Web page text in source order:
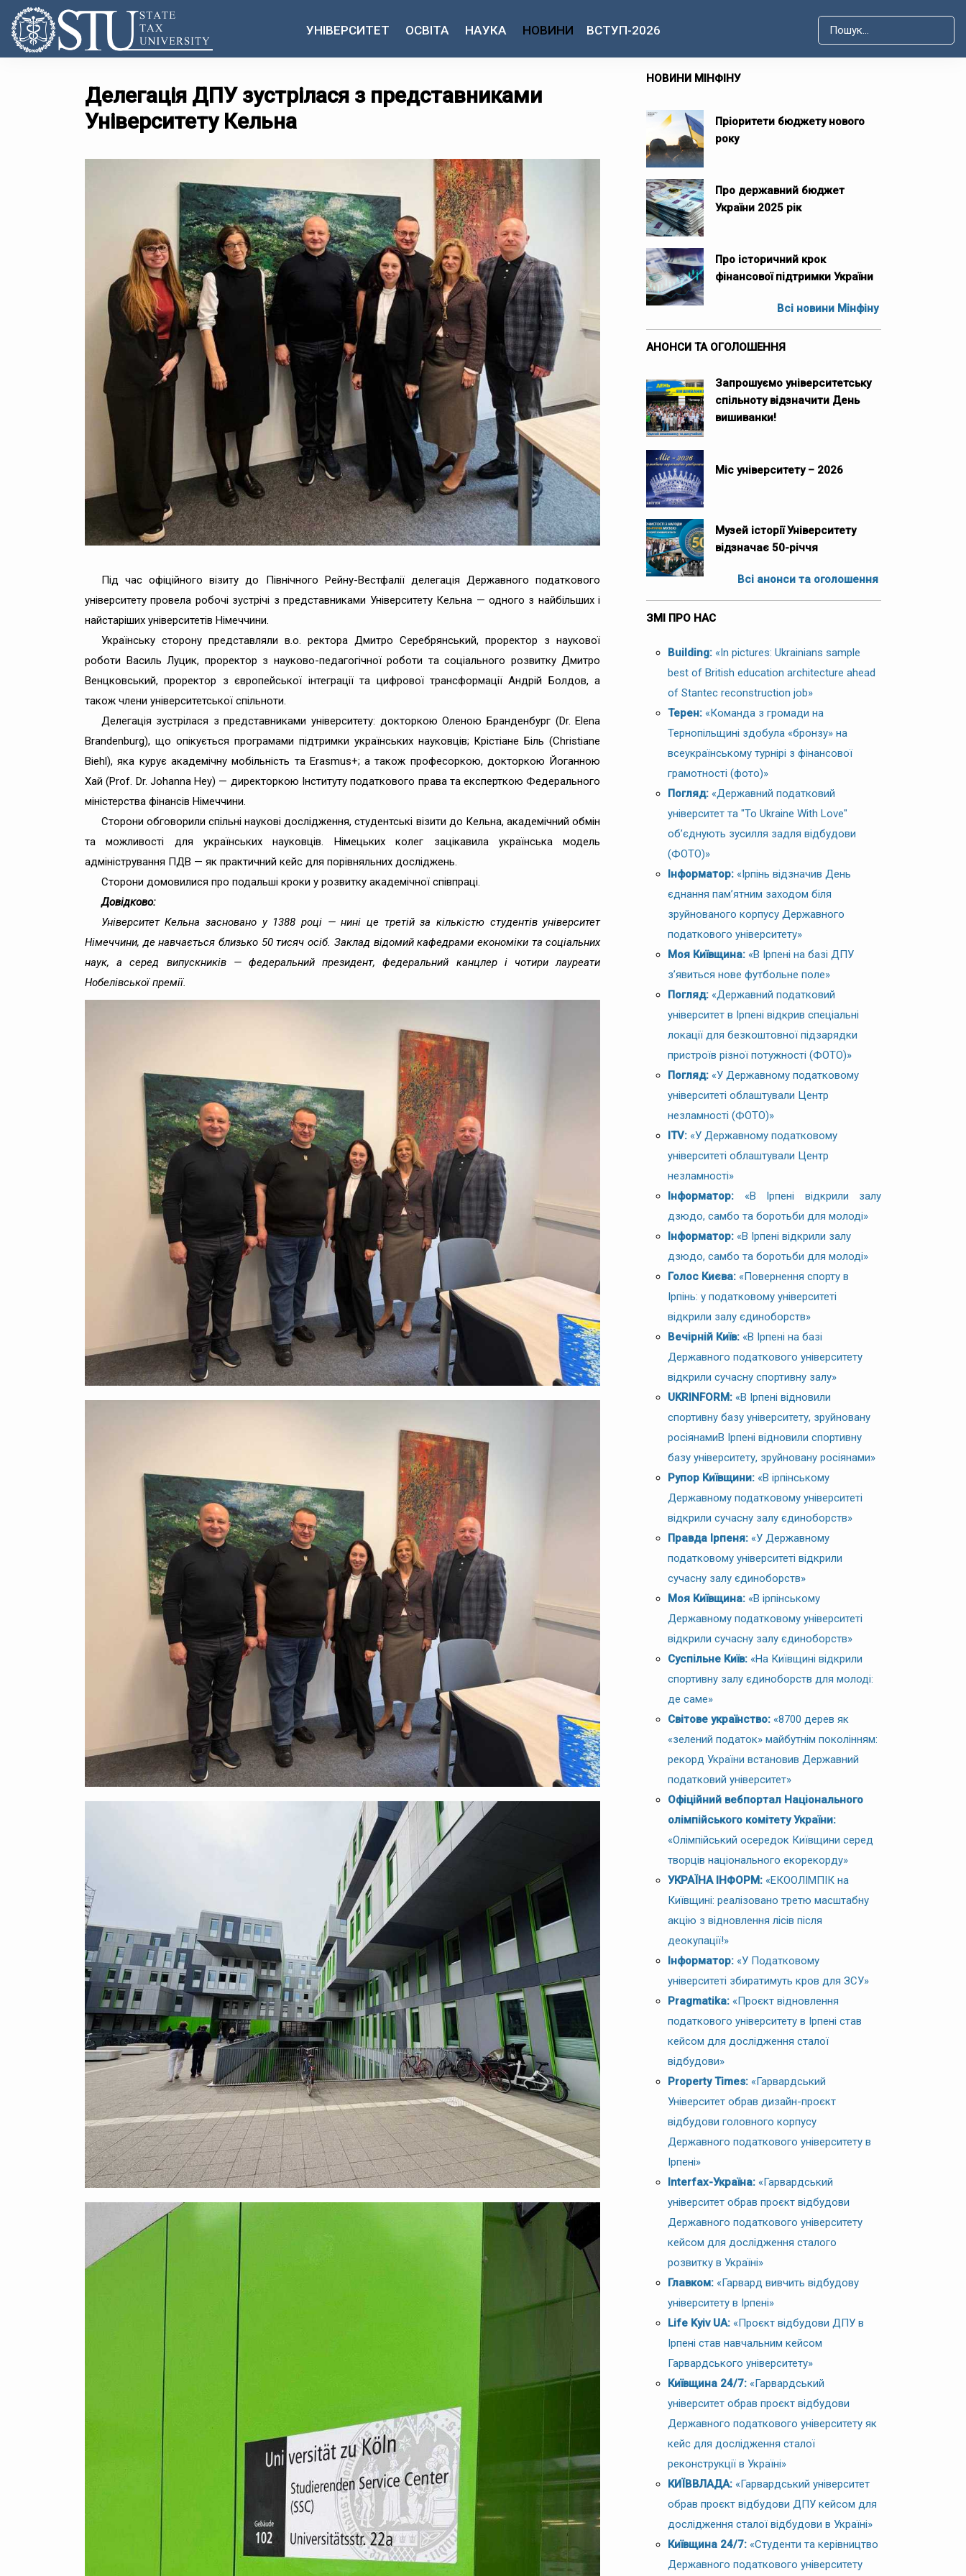
УНІВЕРСИТЕТ ОСВІТА НАУКА НОВИНИ ВСТУП-2026
Делегація ДПУ зустрілася з представниками
Університету Кельна
Під час офіційного візиту до Північного Рейну-Вестфалії делегація Державного податкового
університету провела робочі зустрічі з представниками Університету Кельна — одного з найбільших і
найстаріших університетів Німеччини.
Українську сторону представляли в.о. ректора Дмитро Серебрянський, проректор з наукової
роботи Василь Луцик, проректор з науково-педагогічної роботи та соціального розвитку Дмитро
Венцковський, проректор з європейської інтеграції та цифрової трансформації Андрій Болдов, а
також члени університетської спільноти.
Делегація зустрілася з представниками університету: докторкою Оленою Бранденбург (Dr. Elena
Brandenburg), що опікується програмами підтримки українських науковців; Крістіане Біль (Christiane
Biehl), яка курує академічну мобільність та Erasmus+; а також професоркою, докторкою Йоганною
Хай (Prof. Dr. Johanna Hey) — директоркою Інституту податкового права та експерткою Федерального
міністерства фінансів Німеччини.
Сторони обговорили спільні наукові дослідження, студентські візити до Кельна, академічний обмін
та можливості для українських науковців. Німецьких колег зацікавила українська модель
адміністрування ПДВ — як практичний кейс для порівняльних досліджень.
Сторони домовилися про подальші кроки у розвитку академічної співпраці.
Довідково:
Університет Кельна засновано у 1388 році — нині це третій за кількістю студентів університет
Німеччини, де навчається близько 50 тисяч осіб. Заклад відомий кафедрами економіки та соціальних
наук, а серед випускників — федеральний президент, федеральний канцлер і чотири лауреати
Нобелівської премії.
НОВИНИ МІНФІНУ
Пріоритети бюджету нового
року
Про державний бюджет
України 2025 рік
Про історичний крок
фінансової підтримки України
Всі новини Мінфіну
АНОНСИ ТА ОГОЛОШЕННЯ
Запрошуємо університетську
спільноту відзначити День
вишиванки!
Міс університету – 2026
Музей історії Університету
відзначає 50-річчя
Всі анонси та оголошення
ЗМІ ПРО НАС
Building: «In pictures: Ukrainians sample
best of British education architecture ahead
of Stantec reconstruction job»
Терен: «Команда з громади на
Тернопільщині здобула «бронзу» на
всеукраїнському турнірі з фінансової
грамотності (фото)»
Погляд: «Державний податковий
університет та "To Ukraine With Love"
об’єднують зусилля задля відбудови
(ФОТО)»
Інформатор: «Ірпінь відзначив День
єднання пам’ятним заходом біля
зруйнованого корпусу Державного
податкового університету»
Моя Київщина: «В Ірпені на базі ДПУ
з’явиться нове футбольне поле»
Погляд: «Державний податковий
університет в Ірпені відкрив спеціальні
локації для безкоштовної підзарядки
пристроїв різної потужності (ФОТО)»
Погляд: «У Державному податковому
університеті облаштували Центр
незламності (ФОТО)»
ITV: «У Державному податковому
університеті облаштували Центр
незламності»
Інформатор: «В Ірпені відкрили залу
дзюдо, самбо та боротьби для молоді»
Інформатор: «В Ірпені відкрили залу
дзюдо, самбо та боротьби для молоді»
Голос Києва: «Повернення спорту в
Ірпінь: у податковому університеті
відкрили залу єдиноборств»
Вечірній Київ: «В Ірпені на базі
Державного податкового університету
відкрили сучасну спортивну залу»
UKRINFORM: «В Ірпені відновили
спортивну базу університету, зруйновану
росіянамиВ Ірпені відновили спортивну
базу університету, зруйновану росіянами»
Рупор Київщини: «В ірпінському
Державному податковому університеті
відкрили сучасну залу єдиноборств»
Правда Ірпеня: «У Державному
податковому університеті відкрили
сучасну залу єдиноборств»
Моя Київщина: «В ірпінському
Державному податковому університеті
відкрили сучасну залу єдиноборств»
Суспільне Київ: «На Київщині відкрили
спортивну залу єдиноборств для молоді:
де саме»
Світове українство: «8700 дерев як
«зелений податок» майбутнім поколінням:
рекорд України встановив Державний
податковий університет»
Офіційний вебпортал Національного
олімпійського комітету України:
«Олімпійський осередок Київщини серед
творців національного екорекорду»
УКРАЇНА ІНФОРМ: «ЕКООЛІМПІК на
Київщині: реалізовано третю масштабну
акцію з відновлення лісів після
деокупації!»
Інформатор: «У Податковому
університеті збиратимуть кров для ЗСУ»
Pragmatika: «Проєкт відновлення
податкового університету в Ірпені став
кейсом для дослідження сталої
відбудови»
Property Times: «Гарвардський
Університет обрав дизайн-проєкт
відбудови головного корпусу
Державного податкового університету в
Ірпені»
Interfax-Україна: «Гарвардський
університет обрав проєкт відбудови
Державного податкового університету
кейсом для дослідження сталого
розвитку в Україні»
Главком: «Гарвард вивчить відбудову
університету в Ірпені»
Life Kyiv UA: «Проєкт відбудови ДПУ в
Ірпені став навчальним кейсом
Гарвардського університету»
Київщина 24/7: «Гарвардський
університет обрав проєкт відбудови
Державного податкового університету як
кейс для дослідження сталої
реконструкції в Україні»
КИЇВВЛАДА: «Гарвардський університет
обрав проєкт відбудови ДПУ кейсом для
дослідження сталої відбудови в Україні»
Київщина 24/7: «Студенти та керівництво
Державного податкового університету